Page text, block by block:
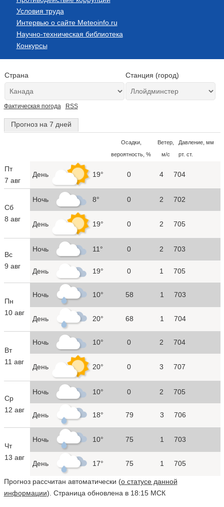
Условия труда
Интервью о сайте Meteoinfo.ru
Научно-техническая библиотека
Конкурсы
Страна Станция (город)
Фактическая погода RSS
Прогноз на 7 дней
Осадки,
вероятность, %
Ветер,
м/с
Давление, мм
рт. ст.
Пт
7 авг
День 19° 0 4 704
Сб
8 авг
Ночь 8° 0 2 702
День 19° 0 2 705
Вс
9 авг
Ночь 11° 0 2 703
День 19° 0 1 705
Пн
10 авг
Ночь 10° 58 1 703
День 20° 68 1 704
Вт
11 авг
Ночь 10° 0 2 704
День 20° 0 3 707
Ср
12 авг
Ночь 10° 0 2 705
День 18° 79 3 706
Чт
13 авг
Ночь 10° 75 1 703
День 17° 75 1 705
Прогноз рассчитан автоматически (о статусе данной
информации). Страница обновлена в 18:15 МСК